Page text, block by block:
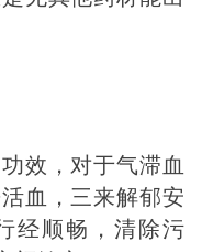
效，对于气滞血
血，三来解郁安
经顺畅，清除污